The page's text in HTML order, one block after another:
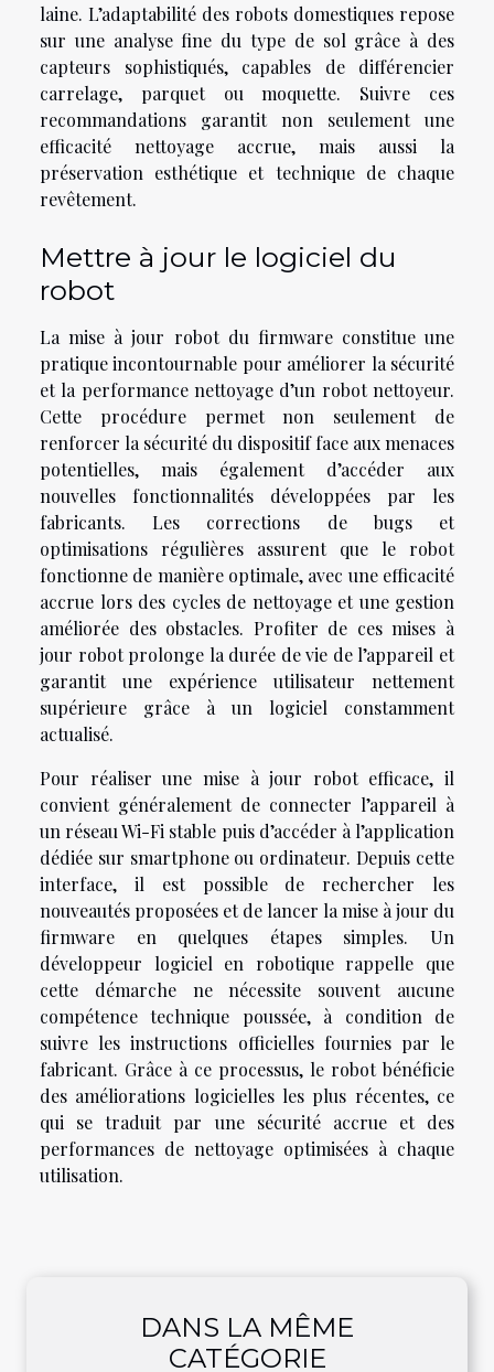
laine. L’adaptabilité des robots domestiques repose
sur une analyse fine du type de sol grâce à des
capteurs sophistiqués, capables de différencier
carrelage, parquet ou moquette. Suivre ces
recommandations garantit non seulement une
efficacité nettoyage accrue, mais aussi la
préservation esthétique et technique de chaque
revêtement.
Mettre à jour le logiciel du
robot
La mise à jour robot du firmware constitue une
pratique incontournable pour améliorer la sécurité
et la performance nettoyage d’un robot nettoyeur.
Cette procédure permet non seulement de
renforcer la sécurité du dispositif face aux menaces
potentielles, mais également d’accéder aux
nouvelles fonctionnalités développées par les
fabricants. Les corrections de bugs et
optimisations régulières assurent que le robot
fonctionne de manière optimale, avec une efficacité
accrue lors des cycles de nettoyage et une gestion
améliorée des obstacles. Profiter de ces mises à
jour robot prolonge la durée de vie de l’appareil et
garantit une expérience utilisateur nettement
supérieure grâce à un logiciel constamment
actualisé.
Pour réaliser une mise à jour robot efficace, il
convient généralement de connecter l’appareil à
un réseau Wi-Fi stable puis d’accéder à l’application
dédiée sur smartphone ou ordinateur. Depuis cette
interface, il est possible de rechercher les
nouveautés proposées et de lancer la mise à jour du
firmware en quelques étapes simples. Un
développeur logiciel en robotique rappelle que
cette démarche ne nécessite souvent aucune
compétence technique poussée, à condition de
suivre les instructions officielles fournies par le
fabricant. Grâce à ce processus, le robot bénéficie
des améliorations logicielles les plus récentes, ce
qui se traduit par une sécurité accrue et des
performances de nettoyage optimisées à chaque
utilisation.
DANS LA MÊME
CATÉGORIE